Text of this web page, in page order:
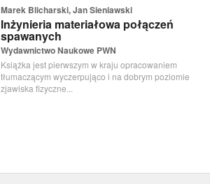
Marek Blicharski, Jan Sieniawski
Inżynieria materiałowa połączeń
spawanych
Wydawnictwo Naukowe PWN
Książka jest pierwszym w kraju opracowaniem
tłumaczącym wyczerpująco i na dobrym poziomie
zjawiska fizyczne...